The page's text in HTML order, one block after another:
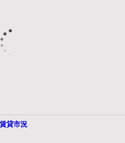
賃貸市況